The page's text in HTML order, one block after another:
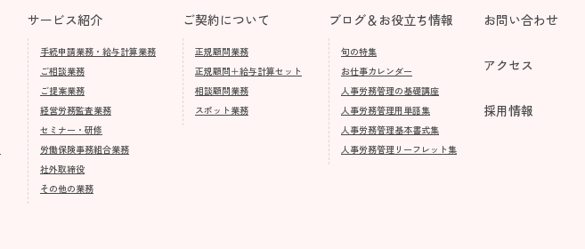
サービス紹介
手続申請業務・給与計算業務
ご相談業務
ご提案業務
経営労務監査業務
セミナー・研修
労働保険事務組合業務
社外取締役
その他の業務
ご契約について
正規顧問業務
正規顧問＋給与計算セット
相談顧問業務
スポット業務
ブログ＆ お役立ち情報
旬の特集
お仕事カレンダー
人事労務管理の基礎講座
人事労務管理用単語集
人事労務管理基本書式集
人事労務管理リーフレット集
お問い合わせ
アクセス
採用情報